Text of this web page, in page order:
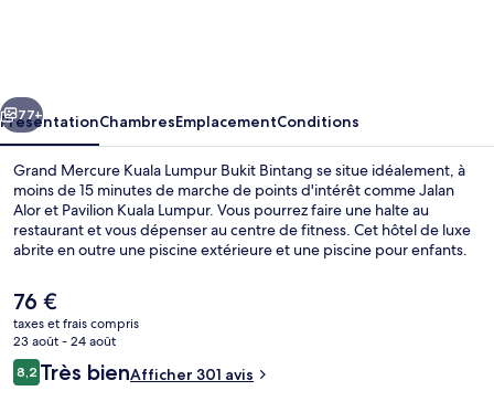
Bukit
Bintang
Suivant
77+
PrésentationChambresEmplacementConditions
Grand Mercure Kuala Lumpur Bukit Bintang se situe idéalement, à
moins de 15 minutes de marche de points d'intérêt comme Jalan
Alor et Pavilion Kuala Lumpur. Vous pourrez faire une halte au
restaurant et vous dépenser au centre de fitness. Cet hôtel de luxe
abrite en outre une piscine extérieure et une piscine pour enfants.
l'accès facile à pied. Les transports publics se situent à une courte
distance à pied : Arrêt Imbi est à 9 min et Arrêt Bukit Bintang, à 11
min.
Le
prix
actuel
est
de
76 €
taxes et frais compris
23 août - 24 août
Avis
voyageurs
8,28,2 sur 10
Très bienAfficher 301 avis